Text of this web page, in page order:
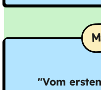
"Vom